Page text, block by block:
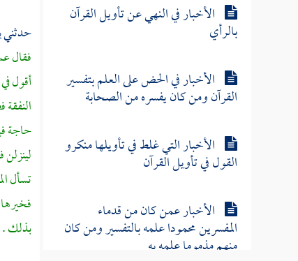
الأخبار في النهي عن تأويل القرآن
بالرأي
الأخبار في الحض على العلم بتفسير
القرآن ومن كان يفسره من الصحابة
الأخبار التي غلط في تأويلها منكرو
القول في تأويل القرآن
الأخبار عمن كان من قدماء
المفسرين محمودا علمه بالتفسير ومن كان
منهم مذموما علمه به
حدثني
فقال
أقول
حاجة
تسأل
بذلك .